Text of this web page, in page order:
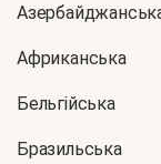
Африканська
Бельгійська
Бразильська